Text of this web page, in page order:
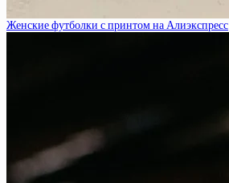
Женские футболки с принтом на Алиэкспресс